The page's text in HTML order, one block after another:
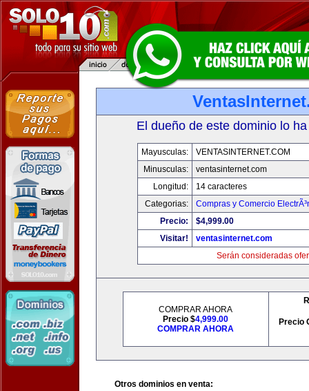
El dueño de este dominio lo
Mayusculas:
VENTASINTERNET.COM
Minusculas:
ventasinternet.com
Longitud:
14 caracteres
Categorias:
Compras y Comercio
Precio:
$4,999.00
Visitar!
ventasinternet.com
Serán consideradas
COMPRAR AHORA
Precio $4,999.00
COMPRAR AHORA
Precio
Otros dominios en venta: